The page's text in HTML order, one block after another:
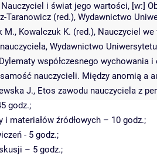
Nauczyciel i świat jego wartości, [w:]
Taranowicz (red.), Wydawnictwo
M., Kowalczuk K. (red.), Nauczyciel
Wydawnictwo
współczesnego
nauczycieli. Między anomią a
J., Etos zawodu nauczyciela z
godz.;
materiałów źródłowych – 10 godz.;
- 5 godz.;
– 5 godz.;